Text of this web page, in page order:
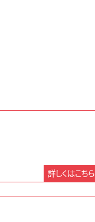
詳しくはこちら